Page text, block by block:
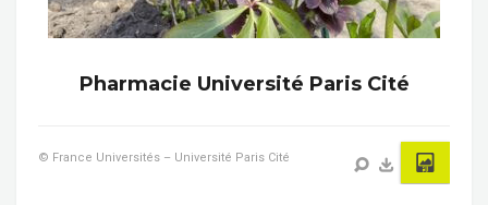
Pharmacie Université Paris Cité
© France Universités – Université Paris Cité